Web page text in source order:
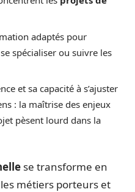
adaptés pour
spécialiser ou suivre les
et sa capacité à s’ajuster
: la maîtrise des enjeux
pèsent lourd dans la
se transforme en
métiers porteurs et